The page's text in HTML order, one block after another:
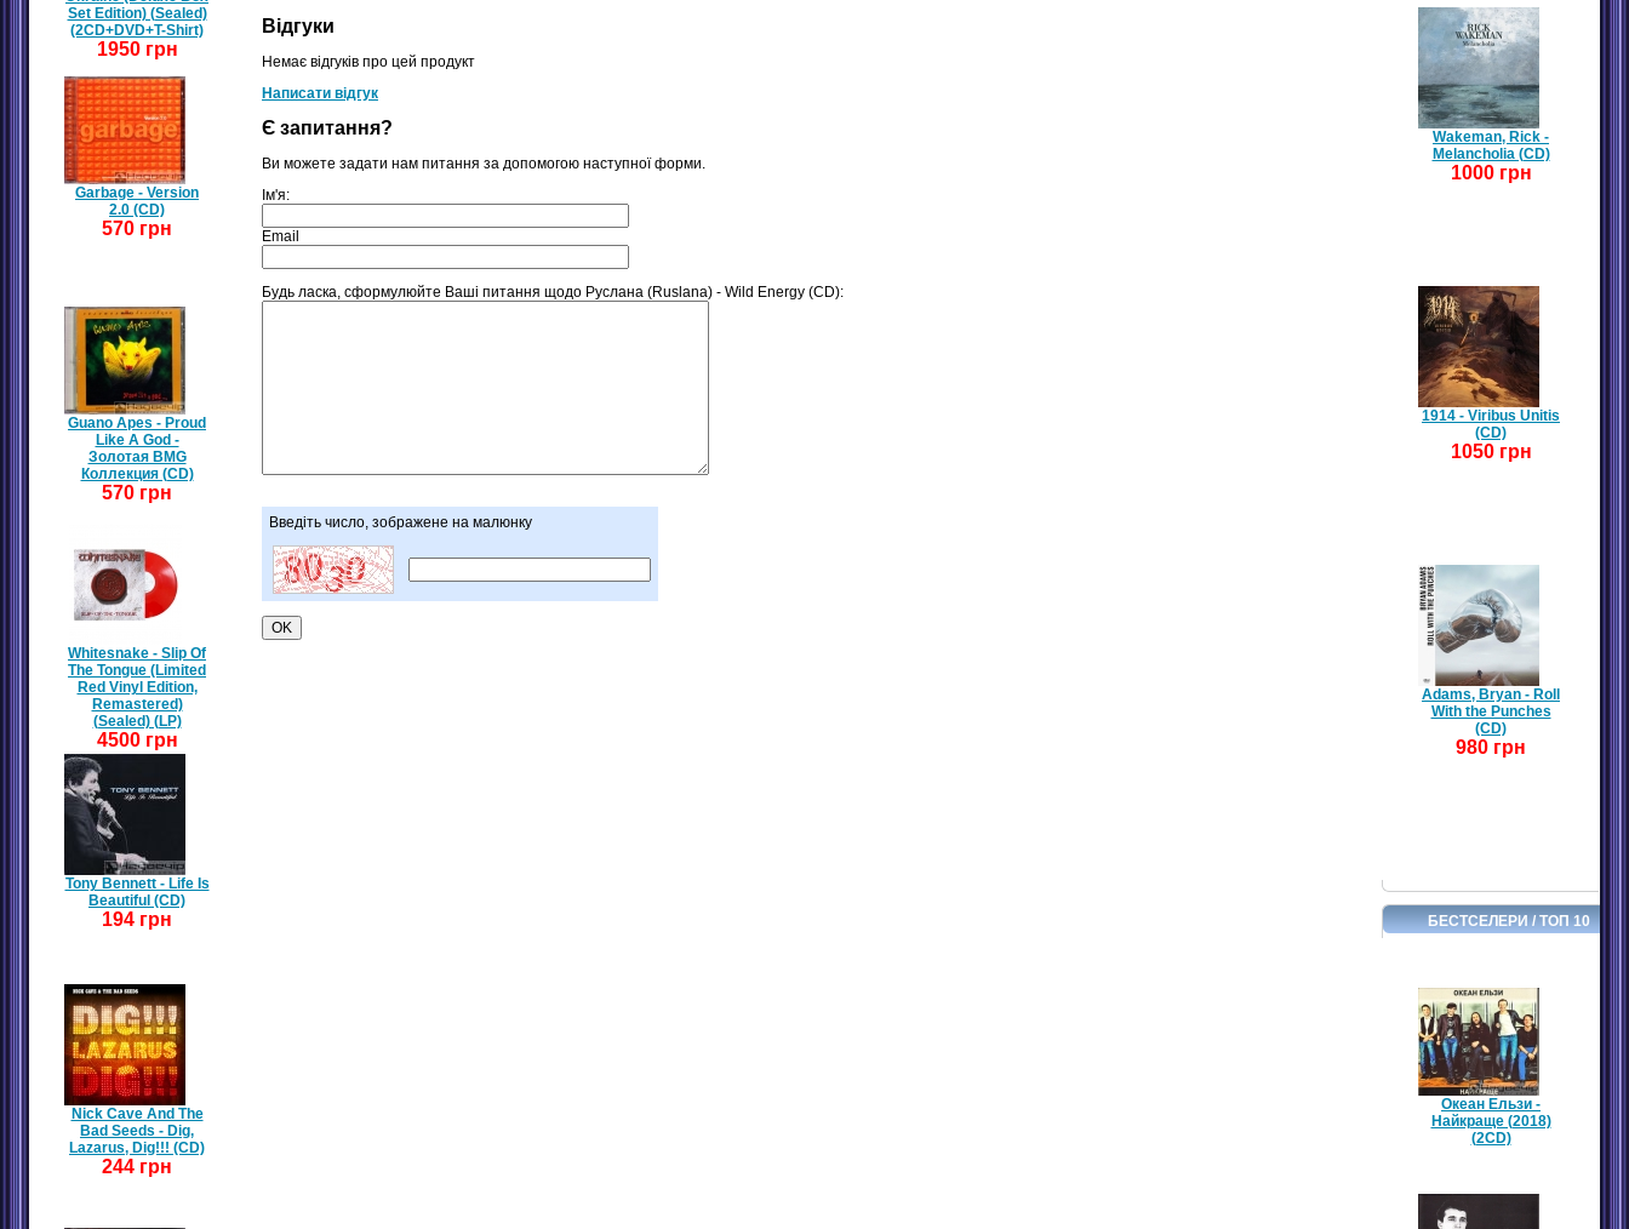
Set Edition) (Sealed)
(2CD+DVD+T-Shirt)
1950 грн
Garbage - Version
2.0 (CD)
570 грн
Guano Apes - Proud
Like A God -
Золотая BMG
Коллекция (CD)
570 грн
Whitesnake - Slip Of
The Tongue (Limited
Red Vinyl Edition,
Remastered)
(Sealed) (LP)
4500 грн
Tony Bennett - Life Is
Beautiful (CD)
194 грн
Nick Cave And The
Bad Seeds - Dig,
Lazarus, Dig!!! (CD)
244 грн
Відгуки
Немає відгуків про цей продукт
Написати відгук
Є запитання?
Ви можете задати нам питання за допомогою наступної форми.
Ім'я:
Email
Будь ласка, сформулюйте Ваші питання щодо Руслана (Ruslana) - Wild Energy (CD):
Введіть число, зображене на малюнку
Wakeman, Rick -
Melancholia (CD)
1000 грн
1914 - Viribus Unitis
(CD)
1050 грн
Adams, Bryan - Roll
With the Punches
(CD)
980 грн
БЕСТСЕЛЕРИ / ТОП 10
Океан Ельзи -
Найкраще (2018)
(2CD)